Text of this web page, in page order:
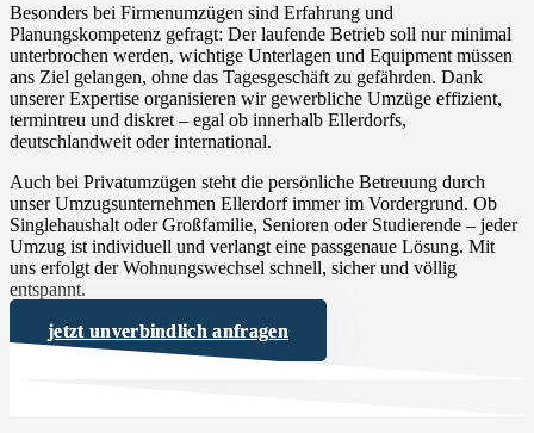
Besonders bei Firmenumzügen sind Erfahrung und
Planungskompetenz gefragt: Der laufende Betrieb soll nur minimal
unterbrochen werden, wichtige Unterlagen und Equipment müssen
ans Ziel gelangen, ohne das Tagesgeschäft zu gefährden. Dank
unserer Expertise organisieren wir gewerbliche Umzüge effizient,
termintreu und diskret – egal ob innerhalb Ellerdorfs,
deutschlandweit oder international.
Auch bei Privatumzügen steht die persönliche Betreuung durch
unser Umzugsunternehmen Ellerdorf immer im Vordergrund. Ob
Singlehaushalt oder Großfamilie, Senioren oder Studierende – jeder
Umzug ist individuell und verlangt eine passgenaue Lösung. Mit
uns erfolgt der Wohnungswechsel schnell, sicher und völlig
entspannt.
jetzt unverbindlich anfragen